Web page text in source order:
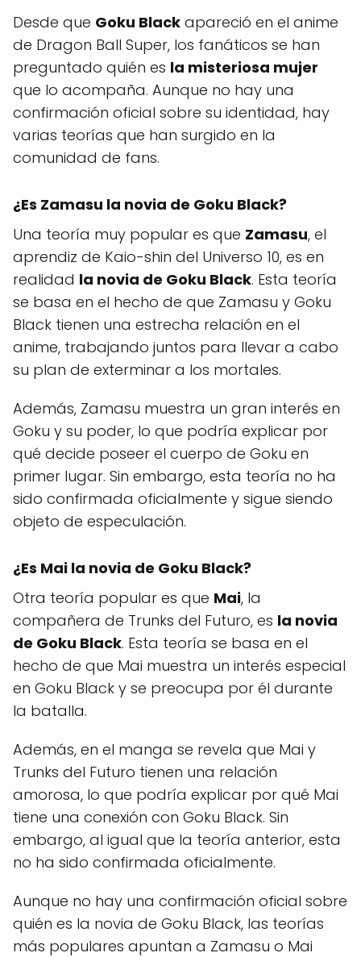
Desde que Goku Black apareció en el anime
de Dragon Ball Super, los fanáticos se han
preguntado quién es la misteriosa mujer
que lo acompaña. Aunque no hay una
confirmación oficial sobre su identidad, hay
varias teorías que han surgido en la
comunidad de fans.
¿Es Zamasu la novia de Goku Black?
Una teoría muy popular es que Zamasu, el
aprendiz de Kaio-shin del Universo 10, es en
realidad la novia de Goku Black. Esta teoría
se basa en el hecho de que Zamasu y Goku
Black tienen una estrecha relación en el
anime, trabajando juntos para llevar a cabo
su plan de exterminar a los mortales.
Además, Zamasu muestra un gran interés en
Goku y su poder, lo que podría explicar por
qué decide poseer el cuerpo de Goku en
primer lugar. Sin embargo, esta teoría no ha
sido confirmada oficialmente y sigue siendo
objeto de especulación.
¿Es Mai la novia de Goku Black?
Otra teoría popular es que Mai, la
compañera de Trunks del Futuro, es la novia
de Goku Black. Esta teoría se basa en el
hecho de que Mai muestra un interés especial
en Goku Black y se preocupa por él durante
la batalla.
Además, en el manga se revela que Mai y
Trunks del Futuro tienen una relación
amorosa, lo que podría explicar por qué Mai
tiene una conexión con Goku Black. Sin
embargo, al igual que la teoría anterior, esta
no ha sido confirmada oficialmente.
Aunque no hay una confirmación oficial sobre
quién es la novia de Goku Black, las teorías
más populares apuntan a Zamasu o Mai